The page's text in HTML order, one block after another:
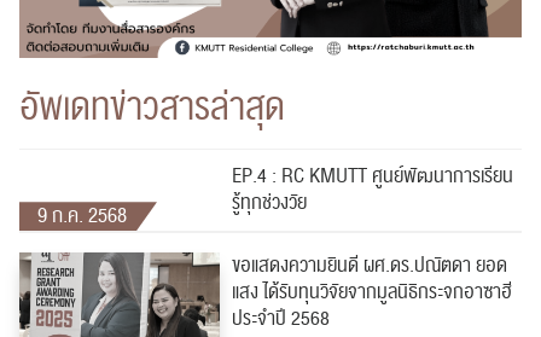
อัพเดทข่าวสารล่าสุด
9 ก.ค. 2568
EP.4 : RC KMUTT ศูนย์พัฒนาการเรียน
รู้ทุกช่วงวัย
ขอแสดงความยินดี ผศ.ดร.ปณัตดา ยอด
แสง ได้รับทุนวิจัยจากมูลนิธิกระจกอาซาฮี
ประจำปี 2568